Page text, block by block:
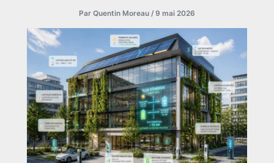
Par Quentin Moreau / 9 mai 2026